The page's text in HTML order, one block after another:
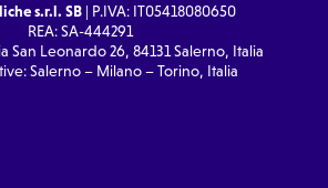
s.r.l. SB| P.IVA: IT05418080650
REA: SA-444291
San Leonardo 26, 84131 Salerno, Italia
Salerno – Milano – Torino, Italia